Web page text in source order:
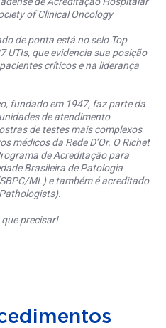
of Clinical Oncology
de ponta está no selo Top
UTIs, que evidencia sua posição
críticos e na liderança
fundado em 1947, faz parte da
de atendimento
de testes mais complexos
médicos da Rede D’Or. O Richet
de Acreditação para
Brasileira de Patologia
ML) e também é acreditado
que precisar!